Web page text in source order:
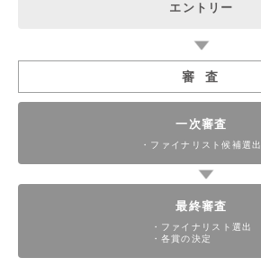
エントリー
審 査
一次審査
・ファイナリスト候補選出
最終審査
・ファイナリスト選出
・各賞の決定